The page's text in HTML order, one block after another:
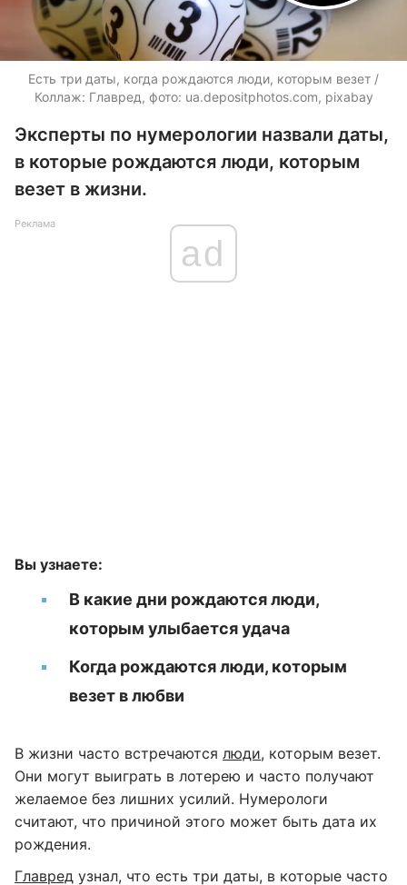
Есть три даты, когда рождаются люди, которым везет /
Коллаж: Главред, фото: ua.depositphotos.com, pixabay
Эксперты по нумерологии назвали даты,
в которые рождаются люди, которым
везет в жизни.
Реклама
ad
Вы узнаете:
В какие дни рождаются люди,
которым улыбается удача
Когда рождаются люди, которым
везет в любви
В жизни часто встречаются люди, которым везет.
Они могут выиграть в лотерею и часто получают
желаемое без лишних усилий. Нумерологи
считают, что причиной этого может быть дата их
рождения.
Главред узнал, что есть три даты, в которые часто